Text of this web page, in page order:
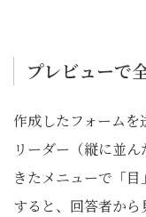
プレビューで
作成したフォーム
リーダー（縦に並
きたメニューで「
すると、回答者から